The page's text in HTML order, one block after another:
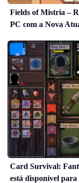
Fields of Mistria –
PC com a Nova
Card Survival:
está disponível para